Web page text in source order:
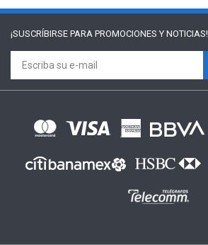
¡SUSCRÍBIRSE PARA PROMOCIONES Y NOTICIAS!